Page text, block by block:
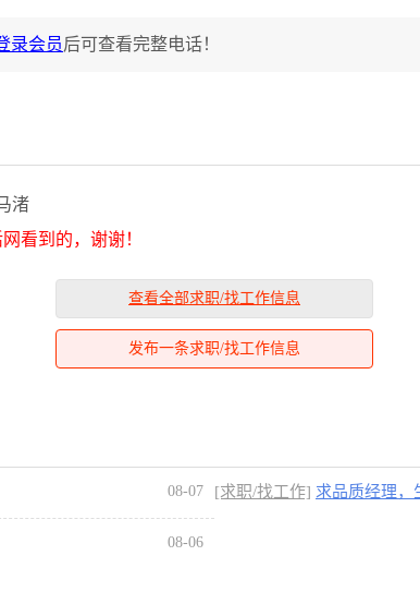
录会员后可查看完整电话！
渚
看到的，谢谢！
查看全部求职/找工作信息
发布一条求职/找工作信息
08-07 [求职/找工作] 求品质经理，
08-06